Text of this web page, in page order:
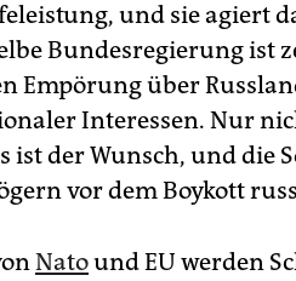
und sie agiert
Bundesregierung ist
Empörung über
Interessen. Nur
ist der Wunsch, und die
vor dem Boykott
Natound EU werden